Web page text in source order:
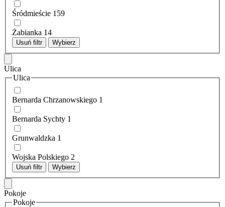
Śródmieście 159
Żabianka 14
Usuń filtr Wybierz
Ulica
Ulica
Bernarda Chrzanowskiego 1
Bernarda Sychty 1
Grunwaldzka 1
Wojska Polskiego 2
Usuń filtr Wybierz
Pokoje
Pokoje